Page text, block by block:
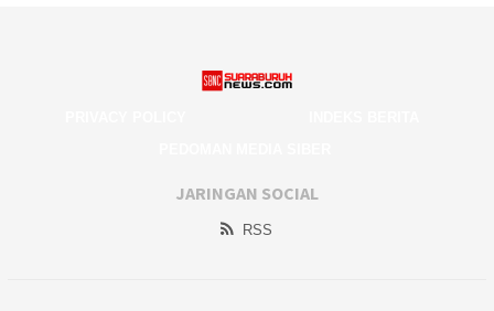
JARINGAN SOCIAL
RSS